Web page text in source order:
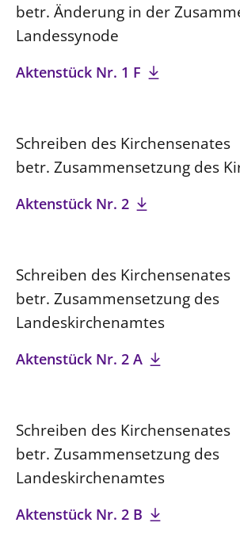
betr. Änderung in der
Landessynode
Aktenstück Nr. 1 F
Schreiben des Kirchensenates
betr. Zusammensetzung des
Aktenstück Nr. 2
Schreiben des Kirchensenates
betr. Zusammensetzung des
Landeskirchenamtes
Aktenstück Nr. 2 A
Schreiben des Kirchensenates
betr. Zusammensetzung des
Landeskirchenamtes
Aktenstück Nr. 2 B